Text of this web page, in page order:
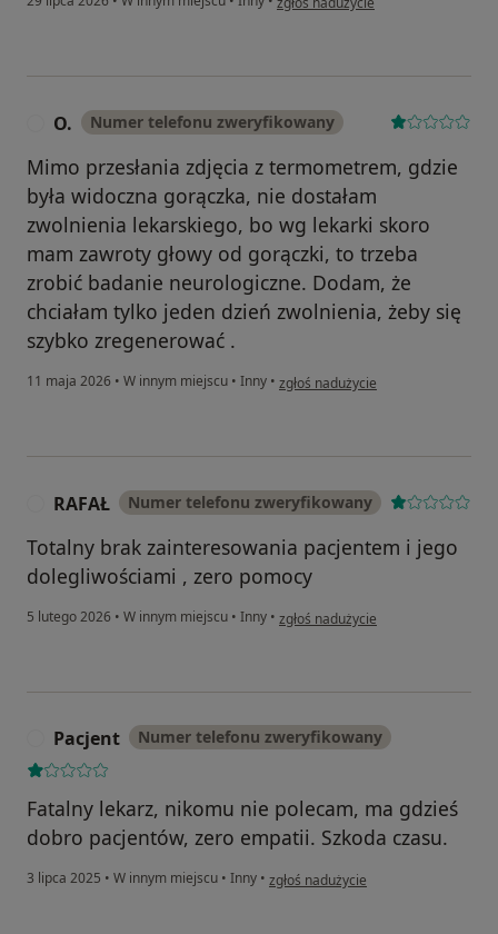
O. Numer telefonu zweryfikowany
Mimo przesłania zdjęcia z termometrem, gdzie
była widoczna gorączka, nie dostałam
zwolnienia lekarskiego, bo wg lekarki skoro
mam zawroty głowy od gorączki, to trzeba
zrobić badanie neurologiczne. Dodam, że
chciałam tylko jeden dzień zwolnienia, żeby się
szybko zregenerować .
11 maja 2026 • W innym miejscu • Inny • w opinii użytkownika O.
zgłoś nadużycie
RAFAŁ Numer telefonu zweryfikowany
Totalny brak zainteresowania pacjentem i jego
dolegliwościami , zero pomocy
5 lutego 2026 • W innym miejscu • Inny • w opinii użytkownika RAFAŁ
zgłoś nadużycie
Pacjent Numer telefonu zweryfikowany
Fatalny lekarz, nikomu nie polecam, ma gdzieś
dobro pacjentów, zero empatii. Szkoda czasu.
3 lipca 2025 • W innym miejscu • Inny • w opinii użytkownika Pacjent
zgłoś nadużycie